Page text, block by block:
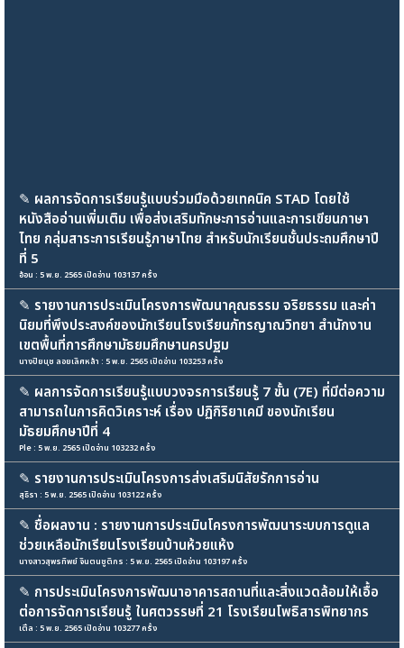
✎ ผลการจัดการเรียนรู้แบบร่วมมือด้วยเทคนิค STAD โดยใช้
หนังสืออ่านเพิ่มเติม เพื่อส่งเสริมทักษะการอ่านและการเขียนภาษา
ไทย กลุ่มสาระการเรียนรู้ภาษาไทย สำหรับนักเรียนชั้นประถมศึกษาปี
ที่ 5
อ้อน : 5 พ.ย. 2565 เปิดอ่าน 103137 ครั้ง
✎ รายงานการประเมินโครงการพัฒนาคุณธรรม จริยธรรม และค่า
นิยมที่พึงประสงค์ของนักเรียนโรงเรียนภัทรญาณวิทยา สำนักงาน
เขตพื้นที่การศึกษามัธยมศึกษานครปฐม
นางปิยนุช ลอยเลิศหล้า : 5 พ.ย. 2565 เปิดอ่าน 103253 ครั้ง
✎ ผลการจัดการเรียนรู้แบบวงจรการเรียนรู้ 7 ขั้น (7E) ที่มีต่อความ
สามารถในการคิดวิเคราะห์ เรื่อง ปฏิกิริยาเคมี ของนักเรียน
มัธยมศึกษาปีที่ 4
Ple : 5 พ.ย. 2565 เปิดอ่าน 103232 ครั้ง
✎ รายงานการประเมินโครงการส่งเสริมนิสัยรักการอ่าน
สุธิรา : 5 พ.ย. 2565 เปิดอ่าน 103122 ครั้ง
✎ ชื่อผลงาน : รายงานการประเมินโครงการพัฒนาระบบการดูแล
ช่วยเหลือนักเรียนโรงเรียนบ้านห้วยแห้ง
นางสาวสุพรทิพย์ จินตนชูติกร : 5 พ.ย. 2565 เปิดอ่าน 103197 ครั้ง
✎ การประเมินโครงการพัฒนาอาคารสถานที่และสิ่งแวดล้อมให้เอื้อ
ต่อการจัดการเรียนรู้ ในศตวรรษที่ 21 โรงเรียนโพธิสารพิทยากร
เติ้ล : 5 พ.ย. 2565 เปิดอ่าน 103277 ครั้ง